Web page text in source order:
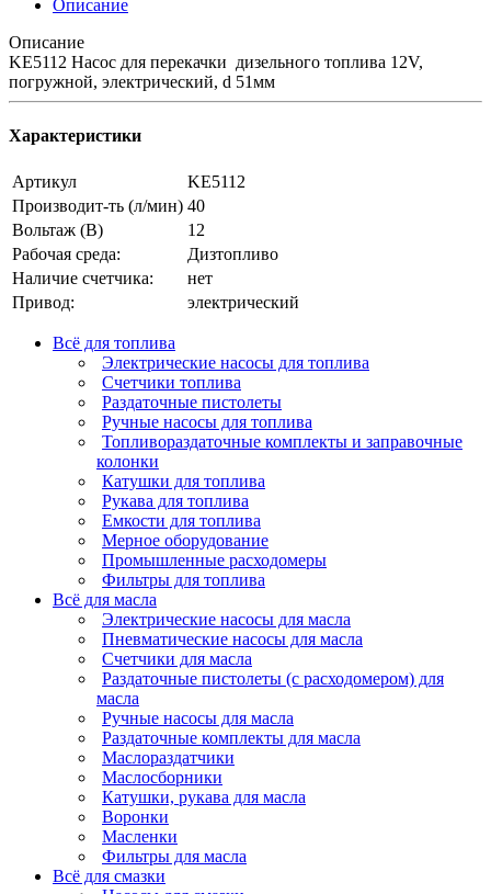
Описание
Описание
KE5112 Насос для перекачки дизельного топлива 12V,
погружной, электрический, d 51мм
Характеристики
Артикул
KE5112
Производит-ть (л/мин) 40
Вольтаж (В)
12
Рабочая среда:
Дизтопливо
Наличие счетчика:
нет
Привод:
электрический
Всё для топлива
Электрические насосы для топлива
Счетчики топлива
Раздаточные пистолеты
Ручные насосы для топлива
Топливораздаточные комплекты и заправочные
колонки
Катушки для топлива
Рукава для топлива
Емкости для топлива
Мерное оборудование
Промышленные расходомеры
Фильтры для топлива
Всё для масла
Электрические насосы для масла
Пневматические насосы для масла
Счетчики для масла
Раздаточные пистолеты (с расходомером) для
масла
Ручные насосы для масла
Раздаточные комплекты для масла
Маслораздатчики
Маслосборники
Катушки, рукава для масла
Воронки
Масленки
Фильтры для масла
Всё для смазки